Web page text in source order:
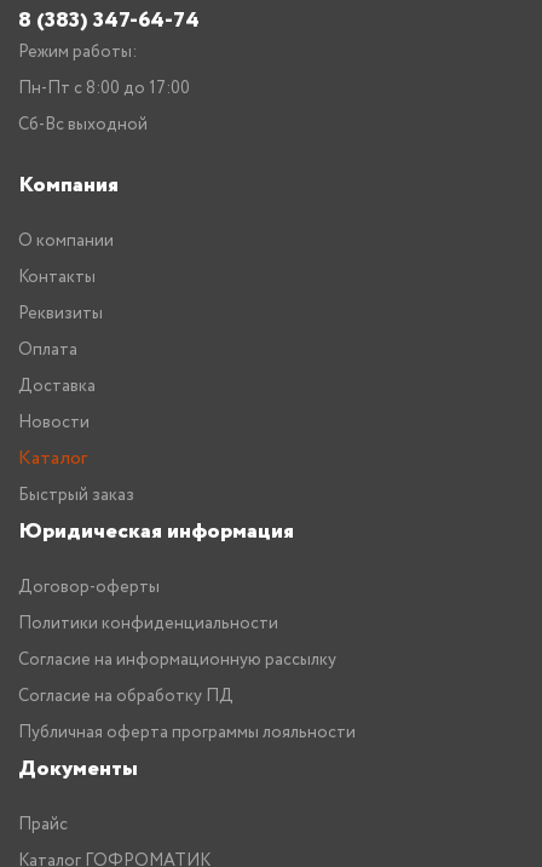
8 (383) 347-64-74
Режим работы:
Пн-Пт с 8:00 до 17:00
Сб-Вс выходной
Компания
О компании
Контакты
Реквизиты
Оплата
Доставка
Новости
Каталог
Быстрый заказ
Юридическая информация
Договор-оферты
Политики конфиденциальности
Согласие на информационную рассылку
Согласие на обработку ПД
Публичная оферта программы лояльности
Документы
Прайс
Каталог ГОФРОМАТИК